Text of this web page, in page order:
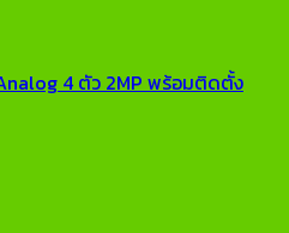
4 ตัว 2MP พร้อมติดตั้ง